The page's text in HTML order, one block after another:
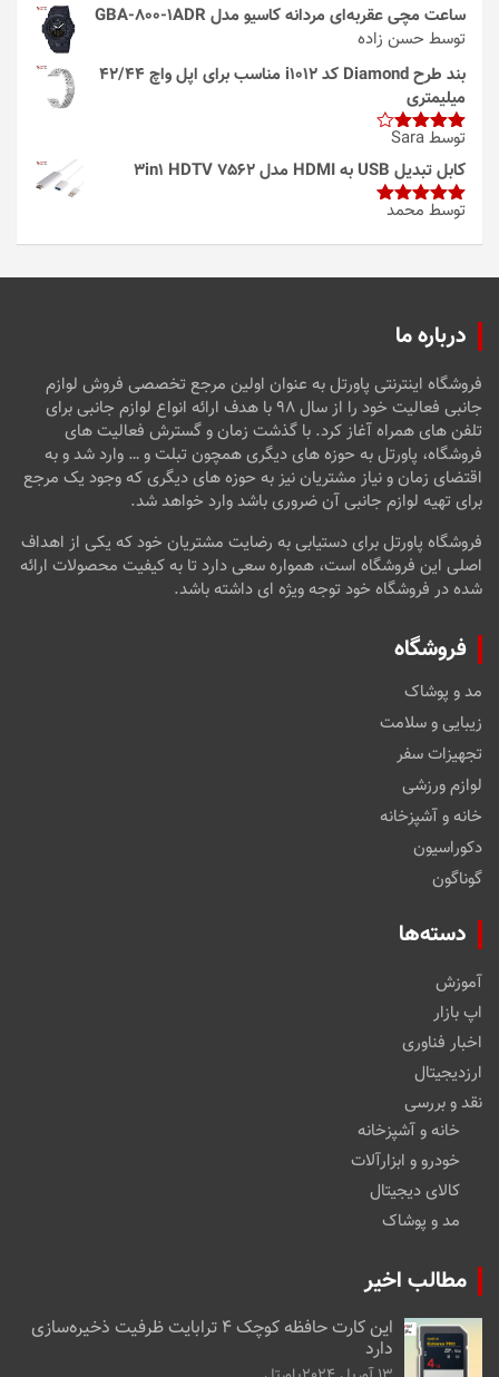
ساعت مچی عقربه‌ای مردانه کاسیو مدل GBA-800-1ADR
توسط حسن زاده
بند طرح Diamond کد i1012 مناسب برای اپل واچ 42/44
میلیمتری
امتیاز4
از 5
توسط Sara
کابل تبدیل USB به HDMI مدل 3in1 HDTV 7562
امتیاز5از
توسط محمد
درباره ما
فروشگاه اینترنتی پاورتل به عنوان اولین مرجع تخصصی فروش لوازم
جانبی فعالیت خود را از سال ۹۸ با هدف ارائه انواع لوازم جانبی برای
تلفن های همراه آغاز کرد. با گذشت زمان و گسترش فعالیت های
فروشگاه، پاورتل به حوزه های دیگری همچون تبلت و … وارد شد و به
اقتضای زمان و نیاز مشتریان نیز به حوزه های دیگری که وجود یک مرجع
برای تهیه لوازم جانبی آن ضروری باشد وارد خواهد شد.
فروشگاه پاورتل برای دستیابی به رضایت مشتریان خود که یکی از اهداف
اصلی این فروشگاه است، همواره سعی دارد تا به کیفیت محصولات ارائه
شده در فروشگاه خود توجه ویژه ای داشته باشد.
فروشگاه
مد و پوشاک
زیبایی و سلامت
تجهیزات سفر
لوازم ورزشی
خانه و آشپزخانه
دکوراسیون
گوناگون
دسته‌ها
آموزش
اپ بازار
اخبار فناوری
ارزدیجیتال
نقد و بررسی
خانه و آشپزخانه
خودرو و ابزارآلات
کالای دیجیتال
مد و پوشاک
مطالب اخیر
این کارت حافظه کوچک ۴ ترابایت ظرفیت ذخیره‌سازی
دارد